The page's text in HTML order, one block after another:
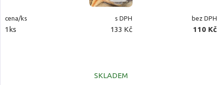
cena/ks s DPH bez DPH
1ks 133 Kč 110 Kč
SKLADEM